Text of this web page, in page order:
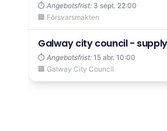
⏱️ Angebotsfrist: 3 sept. 22:00
🏢 Försvarsmakten
Galway city council -
⏱️ Angebotsfrist: 15 abr. 10:00
🏢 Galway City Council